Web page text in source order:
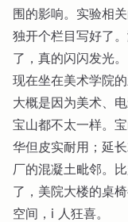
围的影响。实验相
独开个栏目写好了
了，真的闪闪发光。
现在坐在美术学院
大概是因为美术、
宝山都不太一样。
华但皮实耐用；延
厂的混凝土毗邻。
了，美院大楼的桌
空间，i 人狂喜。